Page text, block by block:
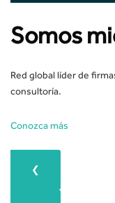
Somos
Red global líder de
consultoría.
Conozca más
❮